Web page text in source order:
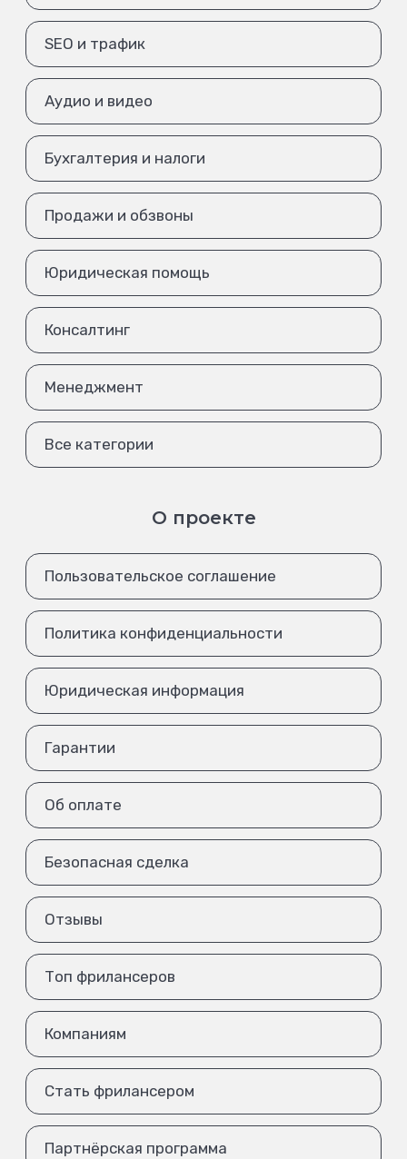
SEO и трафик
Аудио и видео
Бухгалтерия и налоги
Продажи и обзвоны
Юридическая помощь
Консалтинг
Менеджмент
Все категории
О проекте
Пользовательское соглашение
Политика конфиденциальности
Юридическая информация
Гарантии
Об оплате
Безопасная сделка
Отзывы
Топ фрилансеров
Компаниям
Стать фрилансером
Партнёрская программа